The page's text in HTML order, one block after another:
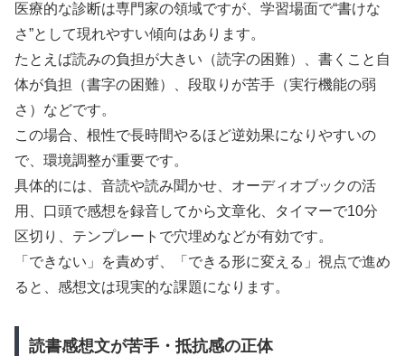
医療的な診断は専門家の領域ですが、学習場面で“書けな
さ”として現れやすい傾向はあります。
たとえば読みの負担が大きい（読字の困難）、書くこと自
体が負担（書字の困難）、段取りが苦手（実行機能の弱
さ）などです。
この場合、根性で長時間やるほど逆効果になりやすいの
で、環境調整が重要です。
具体的には、音読や読み聞かせ、オーディオブックの活
用、口頭で感想を録音してから文章化、タイマーで10分
区切り、テンプレートで穴埋めなどが有効です。
「できない」を責めず、「できる形に変える」視点で進め
ると、感想文は現実的な課題になります。
読書感想文が苦手・抵抗感の正体